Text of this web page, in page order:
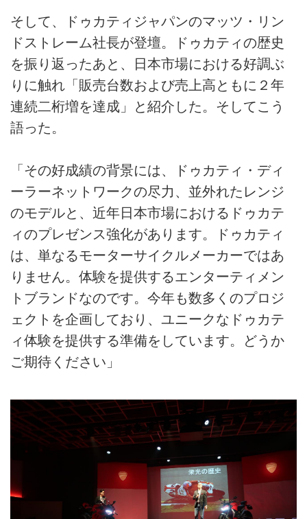
そして、ドゥカティジャパンのマッツ・リン
ドストレーム社長が登壇。ドゥカティの歴史
を振り返ったあと、日本市場における好調ぶ
りに触れ「販売台数および売上高ともに２年
連続二桁増を達成」と紹介した。そしてこう
語った。
「その好成績の背景には、ドゥカティ・ディ
ーラーネットワークの尽力、並外れたレンジ
のモデルと、近年日本市場におけるドゥカテ
ィのプレゼンス強化があります。ドゥカティ
は、単なるモーターサイクルメーカーではあ
りません。体験を提供するエンターティメン
トブランドなのです。今年も数多くのプロジ
ェクトを企画しており、ユニークなドゥカテ
ィ体験を提供する準備をしています。どうか
ご期待ください」